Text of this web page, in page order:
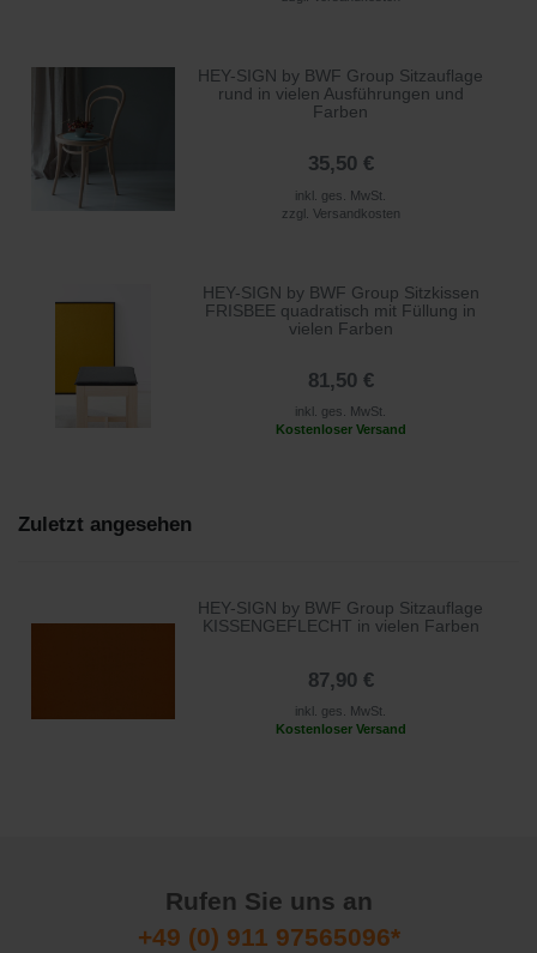
HEY-SIGN by BWF Group Sitzauflage
rund in vielen Ausführungen und
Farben
35,50 €
inkl. ges. MwSt.
zzgl. Versandkosten
HEY-SIGN by BWF Group Sitzkissen
FRISBEE quadratisch mit Füllung in
vielen Farben
81,50 €
inkl. ges. MwSt.
Kostenloser Versand
Zuletzt angesehen
HEY-SIGN by BWF Group Sitzauflage
KISSENGEFLECHT in vielen Farben
87,90 €
inkl. ges. MwSt.
Kostenloser Versand
Rufen Sie uns an
+49 (0) 911 97565096*